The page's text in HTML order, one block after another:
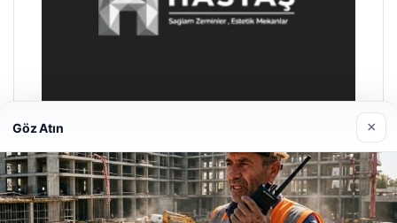
Hastaş Beton
Göz Atın ×